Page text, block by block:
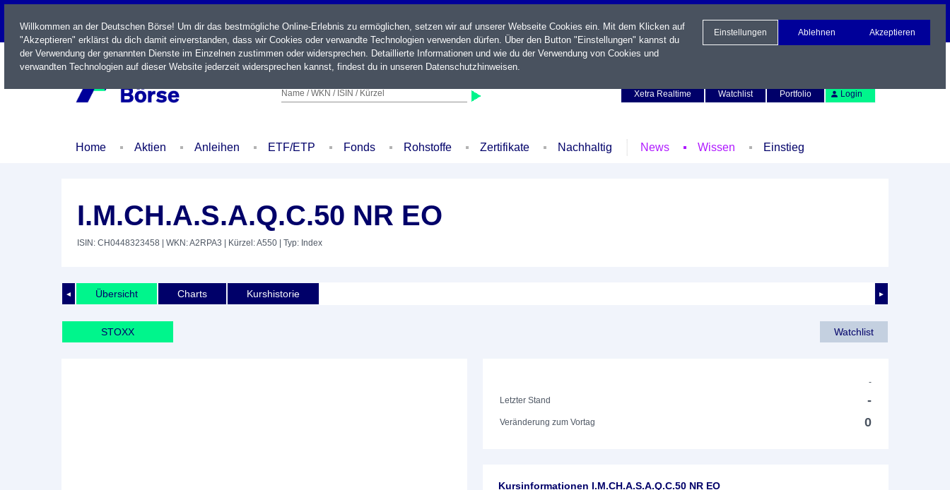
LIVE
Name / WKN / ISIN / Kürzel
Xetra Realtime
Watchlist Portfolio Login
Home Aktien Anleihen ETF/ETP Fonds Rohstoffe Zertifikate Nachhaltig News Wissen Einstieg
I.M.CH.A.S.A.Q.C.50 NR EO
ISIN: CH0448323458 | WKN: A2RPA3 | Kürzel: A550 | Typ: Index
◄ ►
Übersicht Charts Kurshistorie
STOXX Watchlist
-
Letzter Stand
-
Veränderung zum Vortag 0
Kursinformationen I.M.CH.A.S.A.Q.C.50 NR EO
Willkommen an der Deutschen Börse! Um dir das bestmögliche Online-Erlebnis zu ermöglichen, setzen wir auf unserer Webseite Cookies ein. Mit dem Klicken auf
"Akzeptieren" erklärst du dich damit einverstanden, dass wir Cookies oder verwandte Technologien verwenden dürfen. Über den Button "Einstellungen" kannst du
der Verwendung der genannten Dienste im Einzelnen zustimmen oder widersprechen. Detaillierte Informationen und wie du der Verwendung von Cookies und
verwandten Technologien auf dieser Website jederzeit widersprechen kannst, findest du in unseren Datenschutzhinweisen.
Einstellungen Ablehnen Akzeptieren